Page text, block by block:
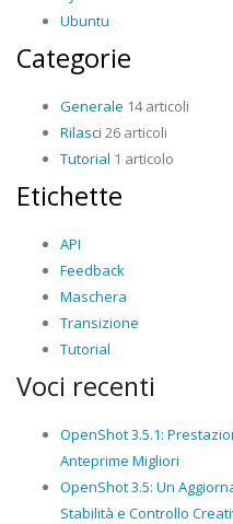
Ubuntu
Categorie
Generale 14 articoli
Rilasci 26 articoli
Tutorial 1 articolo
Etichette
API
Feedback
Maschera
Transizione
Tutorial
Voci recenti
OpenShot 3.5.1:
Anteprime Migliori
OpenShot 3.5: Un
Stabilità e Controllo